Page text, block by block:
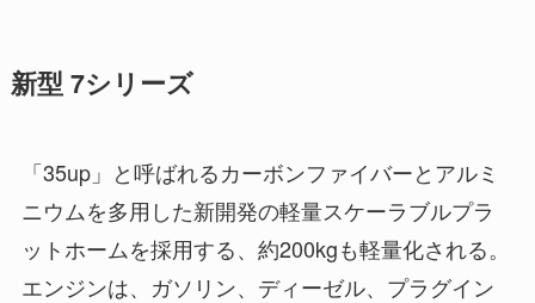
新型 7シリーズ
「35up」と呼ばれるカーボンファイバーとアルミ
ニウムを多用した新開発の軽量スケーラブルプラ
ットホームを採用する、約200kgも軽量化される。
エンジンは、ガソリン、ディーゼル、プラグイン